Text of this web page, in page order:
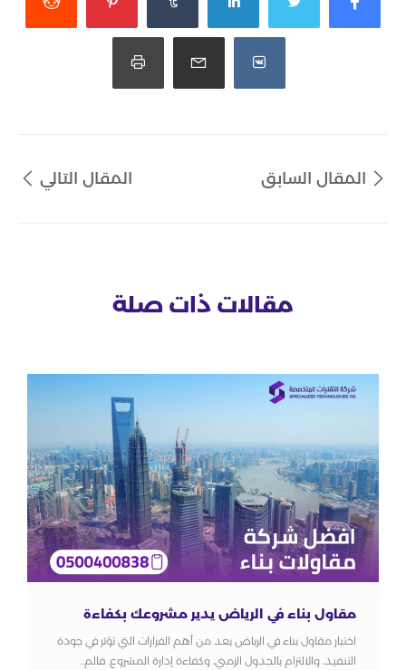
المقال السابق المقال التالي
مقالات ذات صلة
مقاول بناء في الرياض يدير مشروعك بكفاءة
اختيار مقاول بناء في الرياض يعد من أهم القرارات التي تؤثر في جودة
التنفيذ، والالتزام بالجدول الزمني، وكفاءة إدارة المشروع. فالم...